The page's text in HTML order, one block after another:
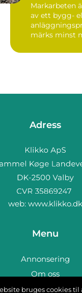
Markarbeten
av ett bygg-
märks minst men som
Adress
web: www.klikko.dk
Menu
Annonsering
Om oss
Cookies
bruges cookies